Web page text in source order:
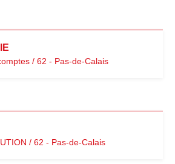
/ 62 - Pas-de-Calais
/ 62 - Pas-de-Calais